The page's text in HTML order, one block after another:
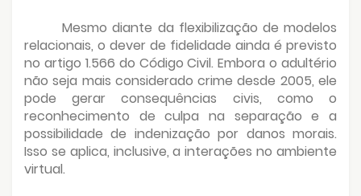
Mesmo diante da flexibilização de modelos
relacionais, o dever de fidelidade ainda é previsto
no artigo 1.566 do Código Civil. Embora o adultério
não seja mais considerado crime desde 2005, ele
pode gerar consequências civis, como o
reconhecimento de culpa na separação e a
possibilidade de indenização por danos morais.
Isso se aplica, inclusive, a interações no ambiente
virtual.